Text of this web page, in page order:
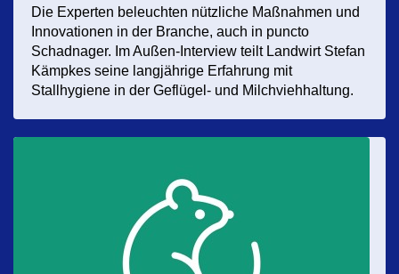
Die Experten beleuchten nützliche Maßnahmen und
Innovationen in der Branche, auch in puncto
Schadnager. Im Außen-Interview teilt Landwirt Stefan
Kämpkes seine langjährige Erfahrung mit
Stallhygiene in der Geflügel- und Milchviehhaltung.